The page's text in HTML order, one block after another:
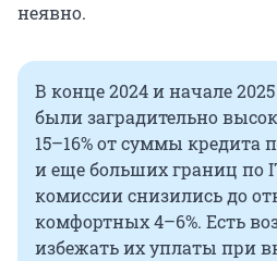
неявно.
В конце 2024 и начале
были заградительно
15–16% от суммы кредита
и еще больших границ по
комиссии снизились до
комфортных 4–6%. Есть
избежать их уплаты при